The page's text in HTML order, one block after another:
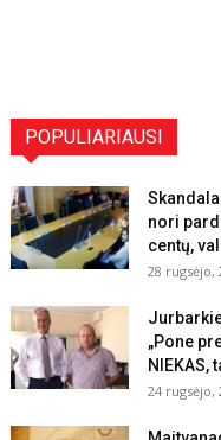
POPULIARIAUSI
nori
centų,
28 rugsėjo,
„Pone
NIEKAS,
24 rugsėjo,